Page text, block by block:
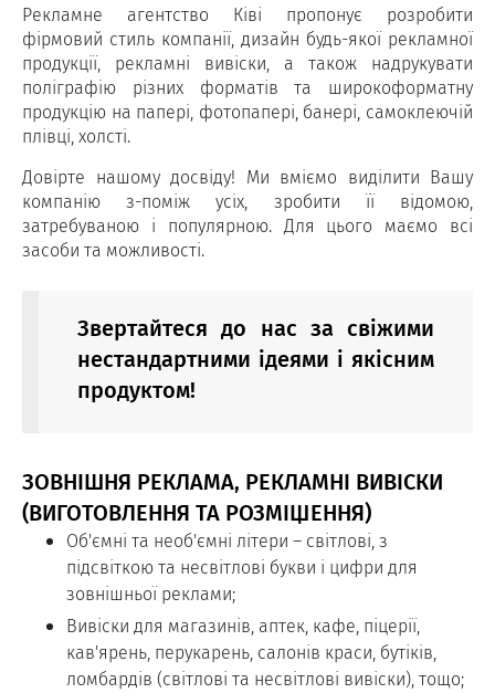
Рекламне агентство Ківі пропонує розробити
фірмовий стиль компанії, дизайн будь-якої рекламної
продукції, рекламні вивіски, а також надрукувати
поліграфію різних форматів та широкоформатну
продукцію на папері, фотопапері, банері, самоклеючій
плівці, холсті.
Довірте нашому досвіду! Ми вміємо виділити Вашу
компанію з-поміж усіх, зробити її відомою,
затребуваною і популярною. Для цього маємо всі
засоби та можливості.
Звертайтеся до нас за свіжими
нестандартними ідеями і якісним
продуктом!
ЗОВНІШНЯ РЕКЛАМА, РЕКЛАМНІ ВИВІСКИ
(ВИГОТОВЛЕННЯ ТА РОЗМІЩЕННЯ)
Об'ємні та необ'ємні літери – світлові, з
підсвіткою та несвітлові букви і цифри для
зовнішньої реклами;
Вивіски для магазинів, аптек, кафе, піцерії,
кав'ярень, перукарень, салонів краси, бутіків,
ломбардів (світлові та несвітлові вивіски), тощо;